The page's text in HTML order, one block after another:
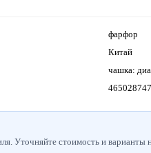
фарфор
Китай
чашка:
Уточняйте стоимость и варианты